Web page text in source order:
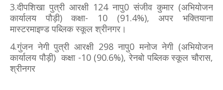
3.दीपशिखा पुत्री आरक्षी 124 नापु0 संजीव कुमार (अभियोजन
कार्यालय पौड़ी) कक्षा- 10 (91.4%), अपर भक्तियाना
मास्टरमाइण्ड पब्लिक स्कूल श्रीनगर।
4.गुंजन नेगी पुत्री आरक्षी 298 नापु0 मनोज नेगी (अभियोजन
कार्यालय पौड़ी) कक्षा -10 (90.6%), रेनबो पब्लिक स्कूल चौरास,
श्रीनगर